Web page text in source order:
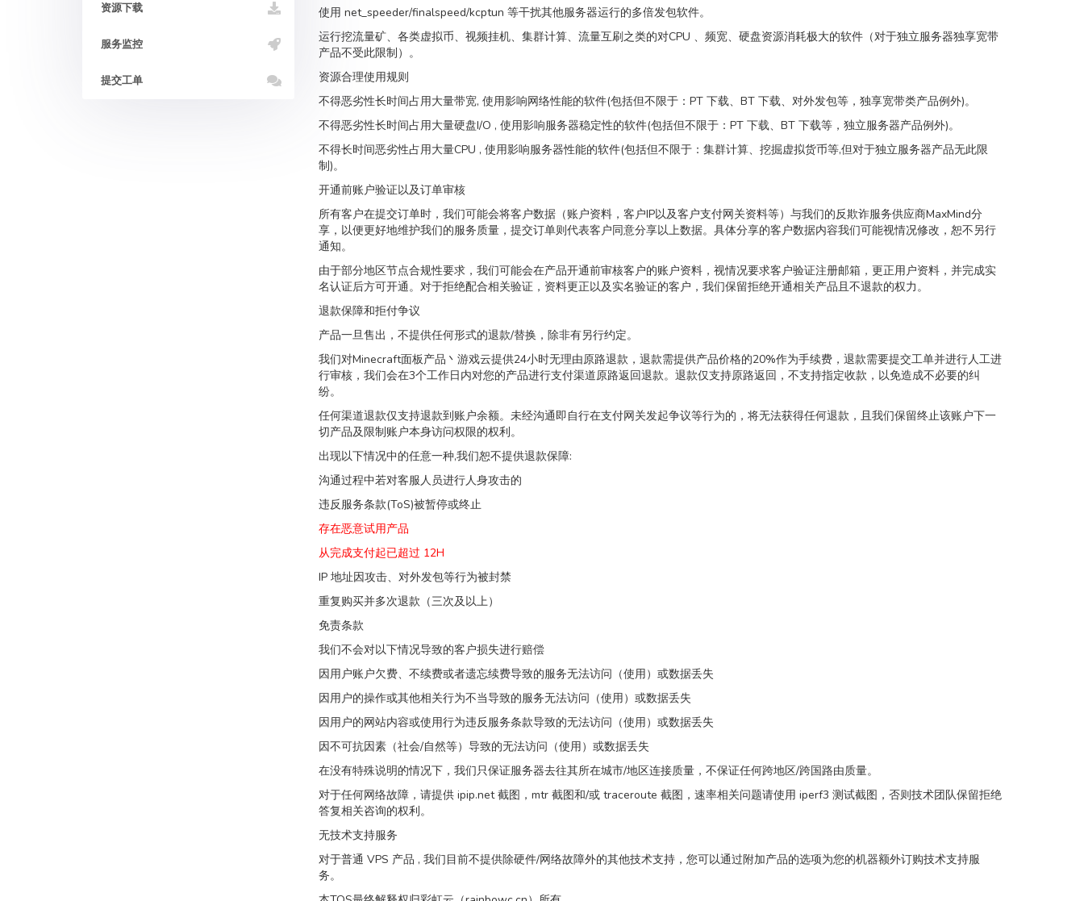
使用 net_speeder/finalspeed/kcptun 等干扰其他服务器运行的多倍发包软件。
运行挖流量矿、各类虚拟币、视频挂机、集群计算、流量互刷之类的对CPU 、频宽、硬盘资源消耗极大的软件（对于独立服务器独享宽带
产品不受此限制）。
资源合理使用规则
不得恶劣性长时间占用大量带宽, 使用影响网络性能的软件(包括但不限于：PT 下载、BT 下载、对外发包等，独享宽带类产品例外)。
不得恶劣性长时间占用大量硬盘I/O , 使用影响服务器稳定性的软件(包括但不限于：PT 下载、BT 下载等，独立服务器产品例外)。
不得长时间恶劣性占用大量CPU , 使用影响服务器性能的软件(包括但不限于：集群计算、挖掘虚拟货币等,但对于独立服务器产品无此限
制)。
开通前账户验证以及订单审核
所有客户在提交订单时，我们可能会将客户数据（账户资料，客户IP以及客户支付网关资料等）与我们的反欺诈服务供应商MaxMind分
享，以便更好地维护我们的服务质量，提交订单则代表客户同意分享以上数据。具体分享的客户数据内容我们可能视情况修改，恕不另行
通知。
由于部分地区节点合规性要求，我们可能会在产品开通前审核客户的账户资料，视情况要求客户验证注册邮箱，更正用户资料，并完成实
名认证后方可开通。对于拒绝配合相关验证，资料更正以及实名验证的客户，我们保留拒绝开通相关产品且不退款的权力。
退款保障和拒付争议
产品一旦售出，不提供任何形式的退款/替换，除非有另行约定。
我们对Minecraft面板产品丶游戏云提供24小时无理由原路退款，退款需提供产品价格的20%作为手续费，退款需要提交工单并进行人工进
行审核，我们会在3个工作日内对您的产品进行支付渠道原路返回退款。退款仅支持原路返回，不支持指定收款，以免造成不必要的纠
纷。
任何渠道退款仅支持退款到账户余额。未经沟通即自行在支付网关发起争议等行为的，将无法获得任何退款，且我们保留终止该账户下一
切产品及限制账户本身访问权限的权利。
出现以下情况中的任意一种,我们恕不提供退款保障:
沟通过程中若对客服人员进行人身攻击的
违反服务条款(ToS)被暂停或终止
存在恶意试用产品
从完成支付起已超过 12H
IP 地址因攻击、对外发包等行为被封禁
重复购买并多次退款（三次及以上）
免责条款
我们不会对以下情况导致的客户损失进行赔偿
因用户账户欠费、不续费或者遗忘续费导致的服务无法访问（使用）或数据丢失
因用户的操作或其他相关行为不当导致的服务无法访问（使用）或数据丢失
因用户的网站内容或使用行为违反服务条款导致的无法访问（使用）或数据丢失
因不可抗因素（社会/自然等）导致的无法访问（使用）或数据丢失
在没有特殊说明的情况下，我们只保证服务器去往其所在城市/地区连接质量，不保证任何跨地区/跨国路由质量。
对于任何网络故障，请提供 ipip.net 截图，mtr 截图和/或 traceroute 截图，速率相关问题请使用 iperf3 测试截图，否则技术团队保留拒绝
答复相关咨询的权利。
无技术支持服务
对于普通 VPS 产品 , 我们目前不提供除硬件/网络故障外的其他技术支持，您可以通过附加产品的选项为您的机器额外订购技术支持服
务。
资源下载
服务监控
提交工单